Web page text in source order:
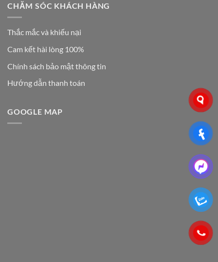
CHĂM SÓC KHÁCH HÀNG
Thắc mắc và khiếu nại
Cam kết hài lòng 100%
Chính sách bảo mật thông tin
Hướng dẫn thanh toán
GOOGLE MAP